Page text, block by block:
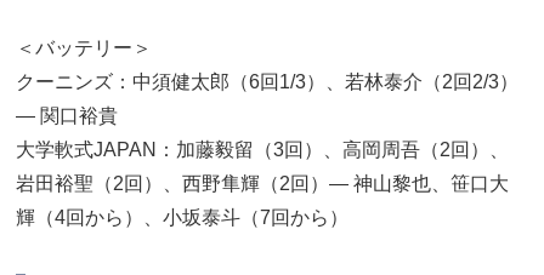
＜バッテリー＞
クーニンズ：中須健太郎（6回1/3）、若林泰介（2回2/3）
— 関口裕貴
大学軟式JAPAN：加藤毅留（3回）、高岡周吾（2回）、
岩田裕聖（2回）、西野隼輝（2回）— 神山黎也、笹口大
輝（4回から）、小坂泰斗（7回から）